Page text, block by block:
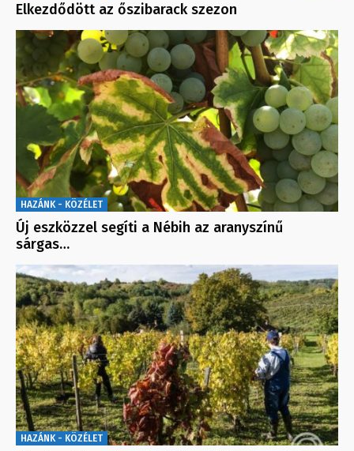
Elkezdődött az őszibarack szezon
HAZÁNK - KÖZÉLET
Új eszközzel segíti a Nébih az aranyszínű
sárgas…
HAZÁNK - KÖZÉLET